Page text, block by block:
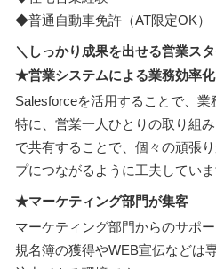
◆普通自動車免許（AT限定OK）
＼しっかり成果を出せる営業ス
★営業システムによる業務効率化
Salesforceを活用することで、業
特に、営業一人ひとりの取り組
で共有することで、個々の頑張
プにつながるように工夫していま
★マーケティング部門が集客
マーケティング部門からのサポ
規名簿の獲得やWEB宣伝などは